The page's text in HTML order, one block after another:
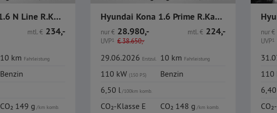
Hyundai Kona 1.6 N Line R.Kamera Car Play Elekt. Heckklap.
mtl.€ 234,-
10 km Fahrleistung
Benzin
CO₂ 149 g/km komb.
Hyundai Kona 1.6 Prime R.Kamera CarPlay Bose Panoramadach
nur€ 28.980,-
UVP1 €38.650,-
mtl.€ 224,-
29.06.2026 Erstzul. 10 km Fahrleistung
110 kW (150 PS)
Benzin
6,50 l/100km komb.
CO₂-Klasse E CO₂ 148 g/km komb.
nur€
UVP1
110